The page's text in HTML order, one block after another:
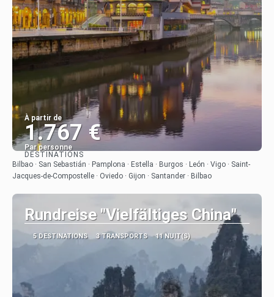
À partir de
1.767 €
Par personne
Afficher
DESTINATIONS
Bilbao · San Sebastián · Pamplona · Estella · Burgos · León · Vigo · Saint-
Jacques-de-Compostelle · Oviedo · Gijon · Santander · Bilbao
Rundreise "Vielfältiges China"
5 DESTINATIONS 3 TRANSPORTS 11 NUIT(S)